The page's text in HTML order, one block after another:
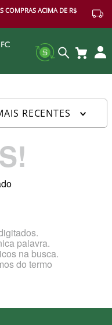
COMPRAS ACIMA DE R$
RECENTES
palavra.
na busca.
do termo